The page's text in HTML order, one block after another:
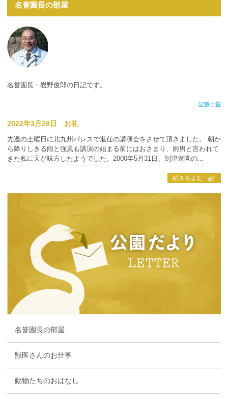
名誉園長の部屋
名誉園長・岩野俊郎の日記です。
記事一覧
2022年3月28日 お礼
先週の土曜日に北九州パレスで退任の講演会をさせて頂きました。 朝か
ら降りしきる雨と強風も講演の始まる前にはおさまり、雨男と言われて
きた私に天が味方したようでした。2000年5月31日、到津遊園の...
続きをよむ
名誉園長の部屋
獣医さんのお仕事
動物たちのおはなし